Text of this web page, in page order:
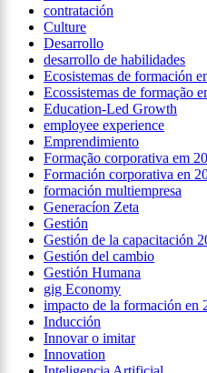
contratación
Culture
Desarrollo
desarrollo de habilidades
Ecosistemas de formación
Ecossistemas de formação
Education-Led Growth
employee experience
Emprendimiento
Formação corporativa em
Formación corporativa en
formación multiempresa
Generacíon Zeta
Gestión
Gestión de la capacitación
Gestión del cambio
Gestión Humana
gig Economy
impacto de la formación en
Inducción
Innovar o imitar
Innovation